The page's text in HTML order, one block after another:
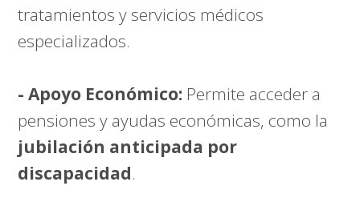
tratamientos y servicios médicos
especializados.
- Apoyo Económico: Permite acceder a
pensiones y ayudas económicas, como la
jubilación anticipada por
discapacidad.